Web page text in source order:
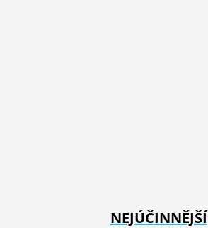
NEJÚČINNĚJŠÍ